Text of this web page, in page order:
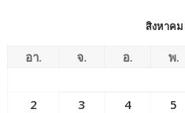
สิงหาคม
อา. จ. อ. พ.
2
3 4 5